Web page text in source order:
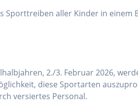
Sporttreiben aller Kinder in einem
2./3. Februar 2026,
diese Sportarten
versiertes Personal.